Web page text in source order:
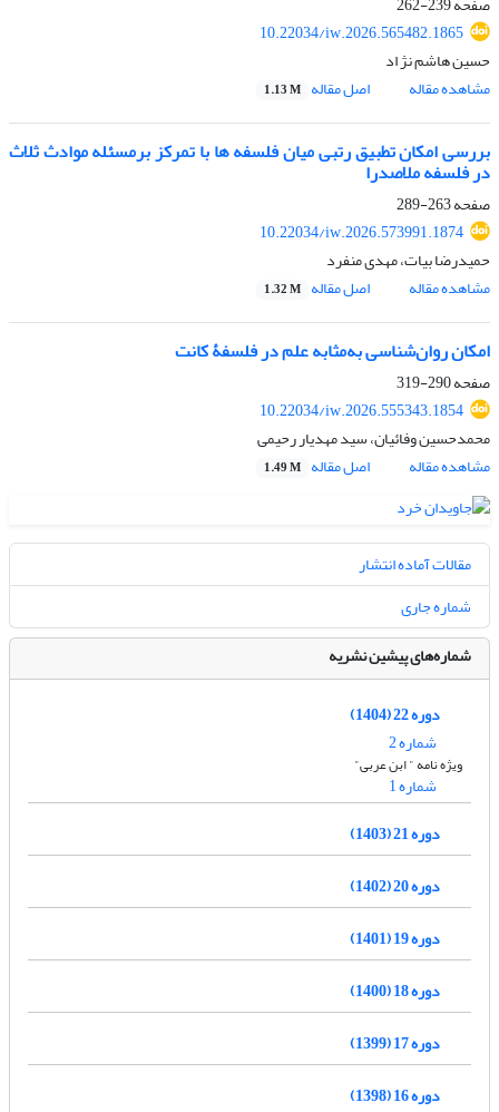
10.22034/iw.2026.565482.1865
حسین هاشم نژ اد
مشاهده مقاله
اصل مقاله 1.13 M
بررسی امکان تطبیق رتبی میان فلسفه ها با تمرکز برمسئله موادث ثلاث
در فلسفه ملاصدرا
صفحه263-289
10.22034/iw.2026.573991.1874
حمیدرضا بیات، مهدی منفرد
مشاهده مقاله
اصل مقاله 1.32 M
امکان روان‌شناسی به‌مثابه علم در فلسفۀ کانت
صفحه290-319
10.22034/iw.2026.555343.1854
محمدحسین وفائیان، سید مهدیار رحیمی
مشاهده مقاله
اصل مقاله 1.49 M
مقالات آماده انتشار
شماره جاری
شماره‌های پیشین نشریه
دوره 22 (1404)
شماره 2
ویژه نامه " ابن عربی"
شماره 1
دوره 21 (1403)
دوره 20 (1402)
دوره 19 (1401)
دوره 18 (1400)
دوره 17 (1399)
دوره 16 (1398)